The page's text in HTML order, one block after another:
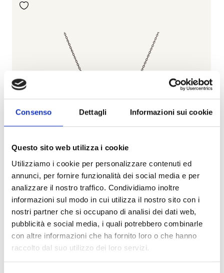
Consenso Dettagli Informazioni sui cookie
Questo sito web utilizza i cookie
Utilizziamo i cookie per personalizzare contenuti ed
annunci, per fornire funzionalità dei social media e per
analizzare il nostro traffico. Condividiamo inoltre
informazioni sul modo in cui utilizza il nostro sito con i
nostri partner che si occupano di analisi dei dati web,
pubblicità e social media, i quali potrebbero combinarle
con altre informazioni che ha fornito loro o che hanno
raccolto dal suo utilizzo dei loro servizi.
Minimal
MANO | J .
Collana minimal in titanio con croce incassata
diamanti black e moschettone in oro rosso -
MINPENT7BCROHO